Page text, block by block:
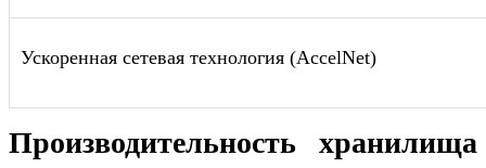
Ускоренная сетевая технология (AccelNet)
Производительность хранилища